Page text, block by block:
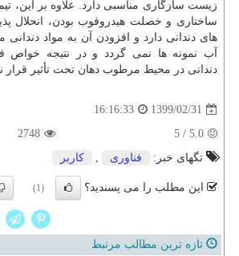
زیست سازگاری مناسبی دارد. علاوه بر این،
ساختاری و خصلت هیدروفوب بودن، انحلال
های دندانی دارد و افزودن آن به مواد
آب نمونه ها نمی گردد و در نتیجه خواص
دندانی در محیط مرطوب دهان تحت تأثیر قرار
1399/02/31
16:16:33
5.0
/
5
2748
تگهای خبر:
فناوری , كاربر
این مطلب را می پسندید؟ (1)
تازه ترین مطالب مرتبط